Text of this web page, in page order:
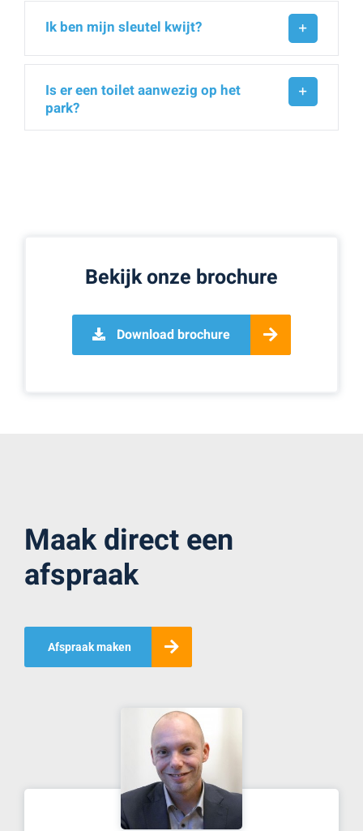
Ik ben mijn sleutel kwijt?
Is er een toilet aanwezig op het
park?
Bekijk onze brochure
Download brochure
Maak direct een
afspraak
Afspraak maken